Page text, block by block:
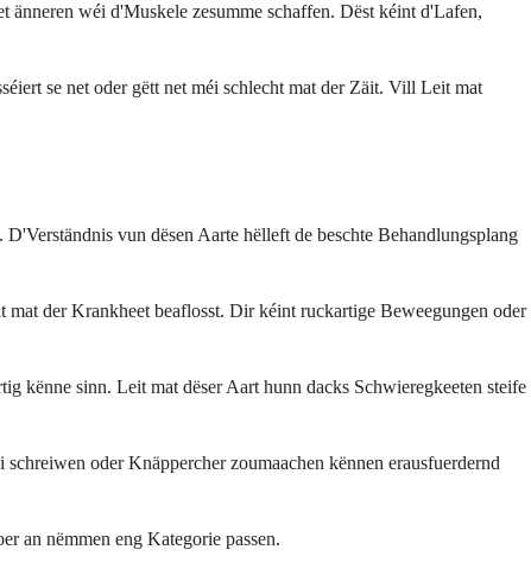
wéi d'Muskele zesumme schaffen. Dëst kéint d'Lafen,
se net oder gëtt net méi schlecht mat der Zäit. Vill Leit mat
vun dësen Aarte hëlleft de beschte Behandlungsplang
mat der Krankheet beaflosst. Dir kéint ruckartige Beweegungen oder
kënne sinn. Leit mat dëser Aart hunn dacks Schwieregkeeten steife
oder Knäppercher zoumaachen kënnen erausfuerdernd
an nëmmen eng Kategorie passen.